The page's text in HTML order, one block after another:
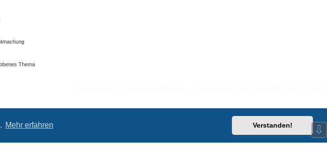
Mehr erfahren Verstanden!
Thema
⇩